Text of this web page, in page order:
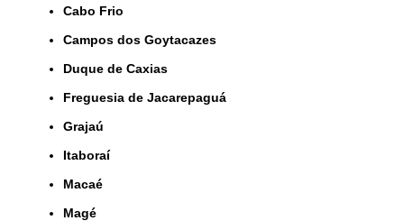
Cabo Frio
Campos dos Goytacazes
Duque de Caxias
Freguesia de Jacarepaguá
Grajaú
Itaboraí
Macaé
Magé